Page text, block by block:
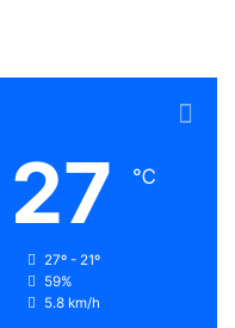
27 ℃
27º - 21º
59%
5.8 km/h